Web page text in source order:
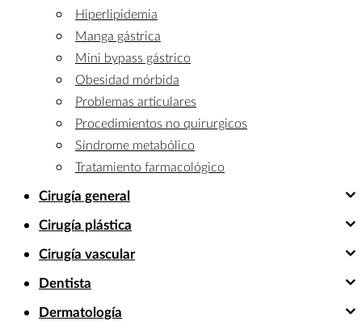
Hiperlipidemia
Manga gástrica
Mini bypass gástrico
Obesidad mórbida
Problemas articulares
Procedimientos no quirurgicos
Síndrome metabólico
Tratamiento farmacológico
Cirugía general
Cirugía plástica
Cirugía vascular
Dentista
Dermatología